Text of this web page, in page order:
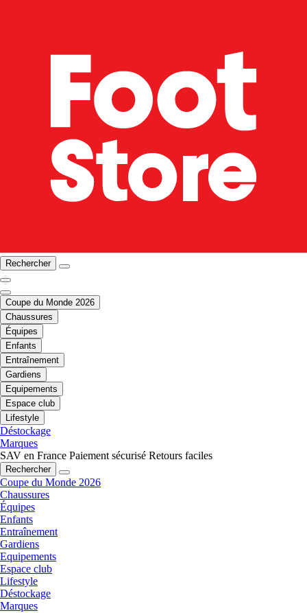
Rechercher
Coupe du Monde 2026
Chaussures
Équipes
Enfants
Entraînement
Gardiens
Equipements
Espace club
Lifestyle
Déstockage
Marques
SAV en France Paiement sécurisé Retours faciles
Rechercher
Coupe du Monde 2026
Chaussures
Équipes
Enfants
Entraînement
Gardiens
Equipements
Espace club
Lifestyle
Déstockage
Marques